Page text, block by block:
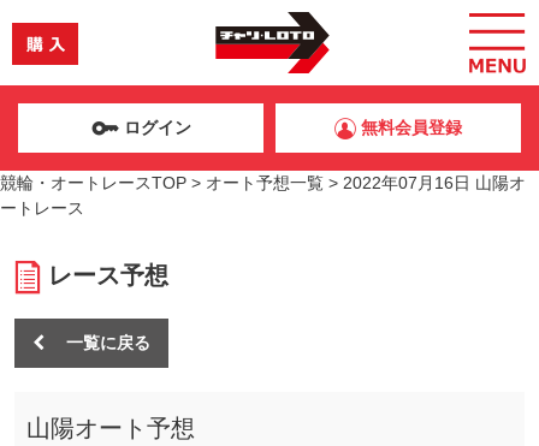
ログイン 無料会員登録
競輪・オートレースTOP > オート予想一覧 > 2022年07月16日 山陽オ
ートレース
レース予想
一覧に戻る
山陽オート予想